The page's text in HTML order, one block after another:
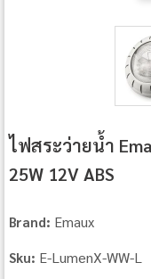
ไฟสระว่ายน้ำ
25W 12V ABS
Brand: Emaux
Sku: E‐LumenX‐WW-L